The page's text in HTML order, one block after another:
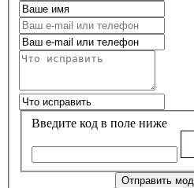
Введите код в поле ниже
Отправить